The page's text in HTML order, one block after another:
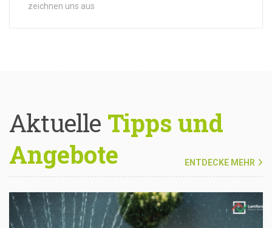
zeichnen uns aus
Aktuelle Tipps und
Angebote
ENTDECKE MEHR